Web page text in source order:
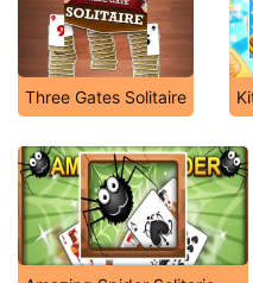
Three Gates Solitaire